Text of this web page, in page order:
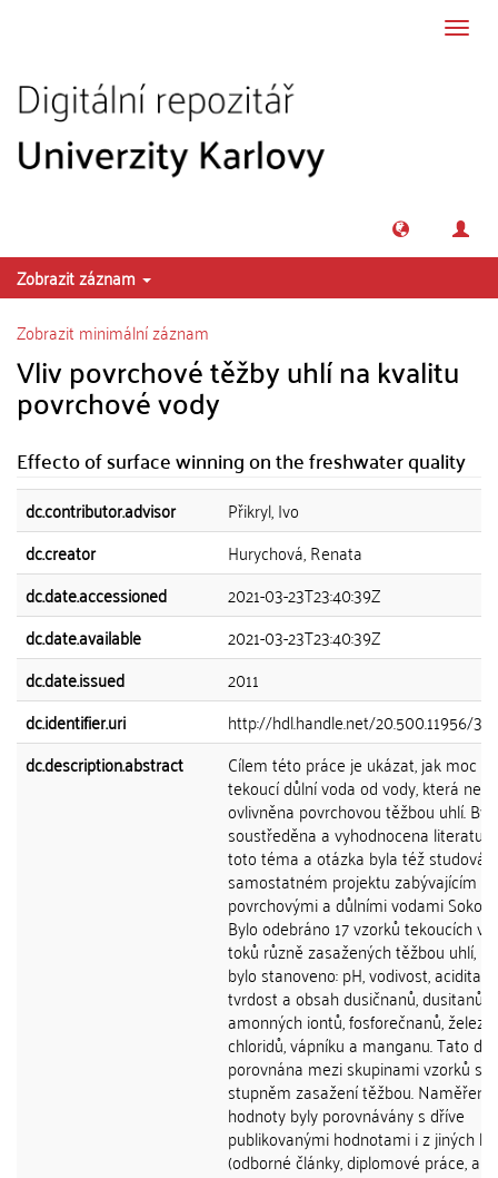
Zobrazit záznam
Zobrazit minimální záznam
Vliv povrchové těžby uhlí na kvalitu
povrchové vody
Effecto of surface winning on the freshwater quality
dc.contributor.advisor
Přikryl, Ivo
dc.creator
Hurychová, Renata
dc.date.accessioned
2021-03-23T23:40:39Z
dc.date.available
2021-03-23T23:40:39Z
dc.date.issued
2011
dc.identifier.uri
http://hdl.handle.net/20.500.11956/
dc.description.abstract
Cílem této práce je ukázat, jak moc
tekoucí důlní voda od vody, která není
ovlivněna povrchovou těžbou uhlí.
soustředěna a vyhodnocena
toto téma a otázka byla též
samostatném projektu zabývajícím se
povrchovými a důlními vodami
Bylo odebráno 17 vzorků tekoucích
toků různě zasažených těžbou uhlí, u
bylo stanoveno: pH, vodivost, acidita,
tvrdost a obsah dusičnanů, dusitanů,
amonných iontů, fosforečnanů, železa,
chloridů, vápníku a manganu. Tato
porovnána mezi skupinami vzorků s
stupněm zasažení těžbou. Naměřené
hodnoty byly porovnávány s dříve
publikovanými hodnotami i z jiných
(odborné články, diplomové práce,